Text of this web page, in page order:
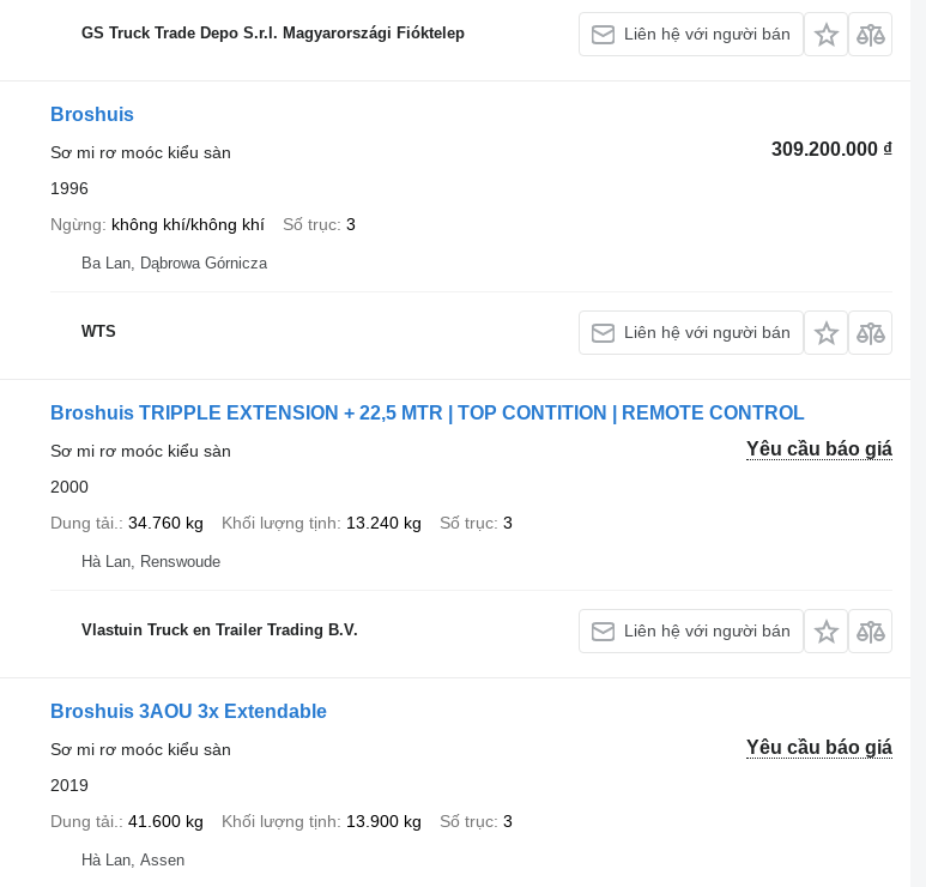
GS Truck Trade Depo S.r.l. Magyarországi Fióktelep Liên hệ với người bán
Broshuis
309.200.000 ₫
Sơ mi rơ moóc kiểu sàn
1996
Ngừng
không khí/không khí Số trục 3
Ba Lan, Dąbrowa Górnicza
WTS Liên hệ với người bán
Broshuis TRIPPLE EXTENSION + 22,5 MTR | TOP CONTITION | REMOTE CONTROL
Yêu cầu báo giá
Sơ mi rơ moóc kiểu sàn
2000
Dung tải.
34.760 kg Khối lượng tịnh 13.240 kg Số trục 3
Hà Lan, Renswoude
Vlastuin Truck en Trailer Trading B.V. Liên hệ với người bán
Broshuis 3AOU 3x Extendable
Yêu cầu báo giá
Sơ mi rơ moóc kiểu sàn
2019
Dung tải.
41.600 kg Khối lượng tịnh 13.900 kg Số trục 3
Hà Lan, Assen